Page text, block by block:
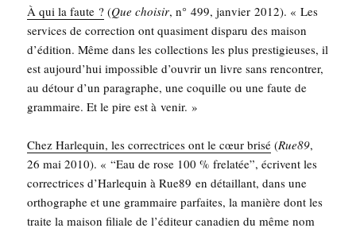
À qui la faute ? (Que choi­sir, n° 499, jan­vier 2012). « Les
ser­vices de cor­rec­tion ont qua­si­ment dis­pa­ru des mai­son
d’é­di­tion. Même dans les col­lec­tions les plus pres­ti­gieuses, il
est aujourd’­hui impos­sible d’ou­vrir un livre sans ren­con­trer,
au détour d’un para­graphe, une coquille ou une faute de
gram­maire. Et le pire est à venir. »
Chez Har­le­quin, les cor­rec­trices ont le cœur bri­sé (Rue89,
26 mai 2010). « “Eau de rose 100 % fre­la­tée”, écrivent les
cor­rec­trices d’Harlequin à Rue89 en détaillant, dans une
ortho­graphe et une gram­maire par­faites, la manière dont les
traite la mai­son filiale de l’éditeur cana­dien du même nom